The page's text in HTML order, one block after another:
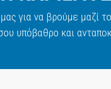
για να βρούμε μαζί
υπόβαθρο και